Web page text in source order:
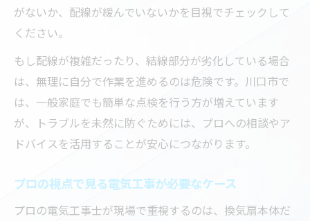
がないか、配線が緩んでいないかを目視でチェックして
ください。
もし配線が複雑だったり、結線部分が劣化している場合
は、無理に自分で作業を進めるのは危険です。川口市で
は、一般家庭でも簡単な点検を行う方が増えています
が、トラブルを未然に防ぐためには、プロへの相談やア
ドバイスを活用することが安心につながります。
プロの視点で見る電気工事が必要なケース
プロの電気工事士が現場で重視するのは、換気扇本体だ